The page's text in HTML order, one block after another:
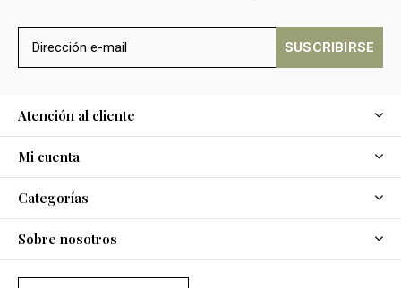
SUSCRIBIRSE
Atención al cliente
Mi cuenta
Categorías
Sobre nosotros